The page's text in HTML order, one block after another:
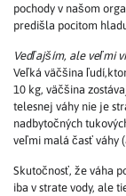
pochody v našom
predišla pocitom
Vedľajším, ale veľmi
Veľká väčšina
10 kg, väčšina
telesnej váhy nie je
nadbytočných
veľmi malá časť váhy
Skutočnosť, že váha
iba v strate vody, ale